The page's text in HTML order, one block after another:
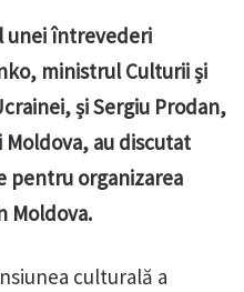
unei întrevederi
ministrul Culturii și
și Sergiu Prodan,
au discutat
pentru organizarea
Moldova.
culturală a